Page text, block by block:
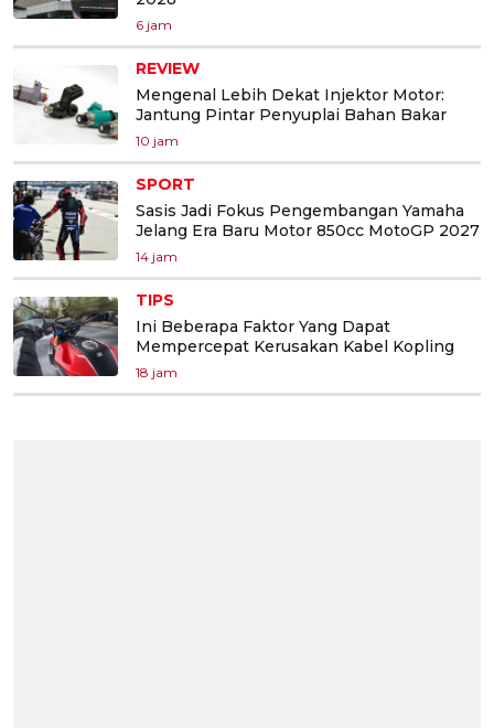
6 jam
REVIEW
Mengenal Lebih Dekat Injektor Motor:
Jantung Pintar Penyuplai Bahan Bakar
10 jam
SPORT
Sasis Jadi Fokus Pengembangan Yamaha
Jelang Era Baru Motor 850cc MotoGP 2027
14 jam
TIPS
Ini Beberapa Faktor Yang Dapat
Mempercepat Kerusakan Kabel Kopling
18 jam